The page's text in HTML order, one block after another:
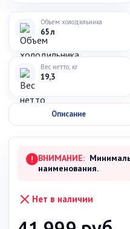
Объем холодильника
65 л
Вес нетто, кг
19,3
Описание
! ВНИМАНИЕ:
наименования.
Нет в наличии